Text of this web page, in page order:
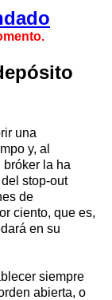
una
y, al
bróker la ha
stop-out
de
ciento, que es,
en su
siempre
abierta, o